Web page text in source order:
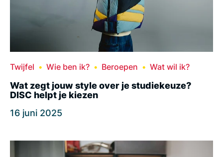
Twijfel Wie ben ik? Beroepen Wat wil ik?
Wat zegt jouw style over je studiekeuze?
DISC helpt je kiezen
16 juni 2025